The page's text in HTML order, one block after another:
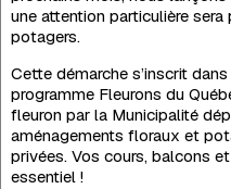
une attention particulière
potagers.
Cette démarche s’inscrit
programme Fleurons du
fleuron par la Municipalité
aménagements floraux et
privées. Vos cours, balcons
essentiel !